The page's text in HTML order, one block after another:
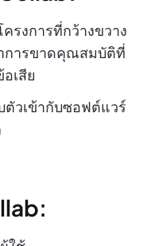
รงการที่กว้างขวาง
การขาดคุณสมบัติที่
เสีย
ตัวเข้ากับซอฟต์แวร์